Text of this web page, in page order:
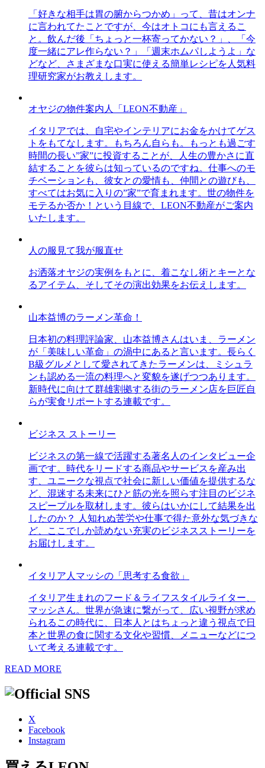
「好きな相手は胃の腑からつかめ」って、昔はオンナ
に言われてたことですが、今はオトコにも言えるこ
と。飲んだ後「ちょっと一杯寄ってかない？」、「今
度一緒にアレ作らない？」「週末ホムパしようよ」な
どなど、さまざまな口実に使える簡単レシピを人気料
理研究家がお教えします。
オヤジの物件案内人「LEON不動産」
イタリアでは、自宅やインテリアにお金をかけてゲス
トをもてなします。もちろん自らも。もっとも過ごす
時間の長い”家”に投資することが、人生の豊かさに直
結することを彼らは知っているのですね。仕事へのモ
チベーションも、彼女との愛情も、仲間との遊びも、
すべてはお気に入りの”家”で育まれます。世の物件を
モテるか否か！という目線で、LEON不動産がご案内
いたします。
人の服見て我が服直せ
お洒落オヤジの実例をもとに、着こなし術とキーとな
るアイテム、そしてその演出効果をお伝えします。
山本益博のラーメン革命！
日本初の料理評論家、山本益博さんはいま、ラーメン
が「美味しい革命」の渦中にあると言います。長らく
B級グルメとして愛されてきたラーメンは、ミシュラ
ンも認める一流の料理へと変貌を遂げつつあります。
新時代に向けて群雄割拠する街のラーメン店を巨匠自
らが実食リポートする連載です。
ビジネス ストーリー
ビジネスの第一線で活躍する著名人のインタビュー企
画です。時代をリードする商品やサービスを産み出
す、ユニークな視点で社会に新しい価値を提供するな
ど、混迷する未来にひと筋の光を照らす注目のビジネ
スピープルを取材します。彼らはいかにして結果を出
したのか？ 人知れぬ苦労や仕事で得た意外な気づきな
ど、ここでしか読めない充実のビジネスストーリーを
お届けします。
イタリア人マッシの「思考する食欲」
イタリア生まれのフード＆ライフスタイルライター、
マッシさん。世界が急速に繋がって、広い視野が求め
られるこの時代に、日本人とはちょっと違う視点で日
本と世界の食に関する文化や習慣、メニューなどにつ
いて考える連載です。
READ MORE
X
Facebook
Instagram